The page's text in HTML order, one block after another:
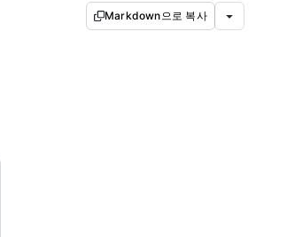
Markdown으로 복사